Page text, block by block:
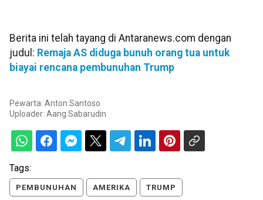
Berita ini telah tayang di Antaranews.com dengan
judul: Remaja AS diduga bunuh orang tua untuk
biayai rencana pembunuhan Trump
Pewarta: Anton Santoso
Uploader: Aang Sabarudin
Tags:
PEMBUNUHAN AMERIKA TRUMP